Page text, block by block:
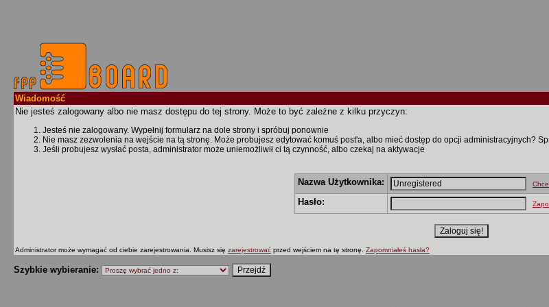
Wiadomość
Nie jesteś zalogowany albo nie masz dostępu do tej strony. Może to być zależne z kilku przyczyn:
Jesteś nie zalogowany. Wypełnij formularz na dole strony i spróbuj ponownie
Nie masz zezwolenia na wejście na tą stronę. Może probujesz edytować komuś post'a, albo mieć dostęp do opcji administracyjnych?
Jeśli probujesz wysłać posta, administrator może uniemożliwił ci tą czynność, albo czekaj na aktywacje
Nazwa Użytkownika:
Hasło:
Administrator może wymagać od ciebie zarejestrowania. Musisz się zarejestrować przed wejściem na tę stronę. Zapomniałeś hasła?
Szybkie wybieranie: